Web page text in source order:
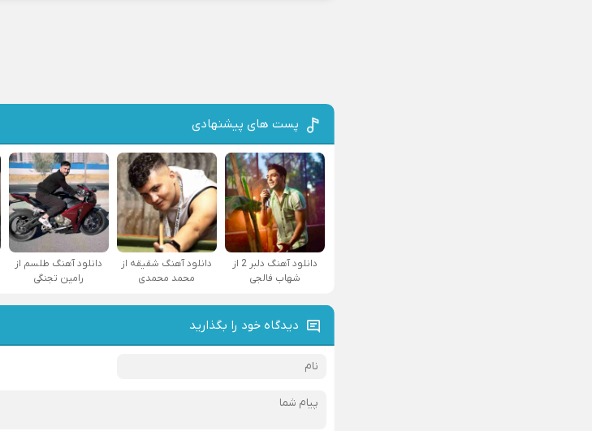
پست های پیشنهادی
دانلود آهنگ دلبر 2 از
شهاب فالجی
دانلود آهنگ شقیقه از
محمد محمدی
دانلود آهنگ طلسم از
رامین تجنگی
دیدگاه خود را بگذارید